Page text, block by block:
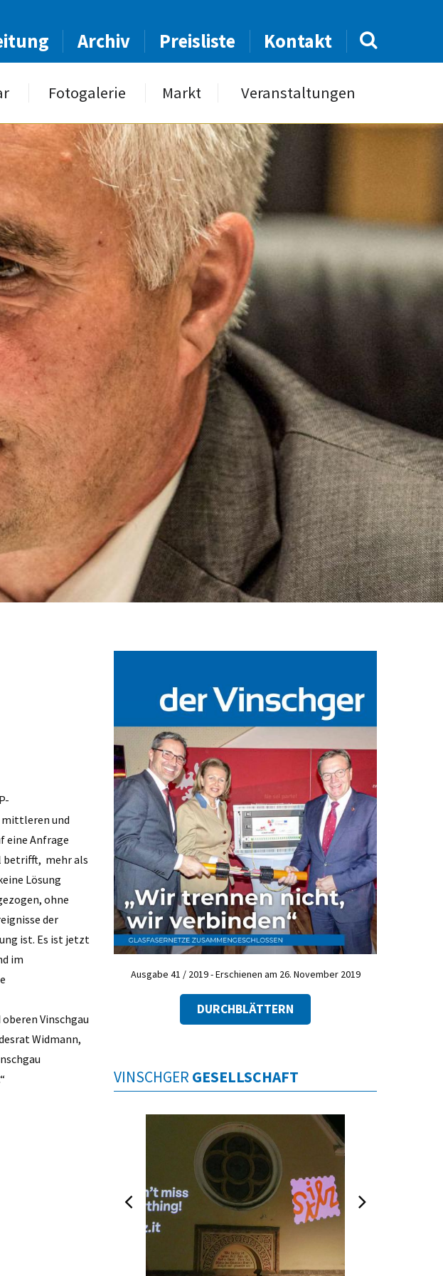
Archiv Preisliste Kontakt
Fotogalerie Markt Veranstaltungen
mittleren und
eine Anfrage
betrifft, mehr als
Lösung
ohne
der
ist. Es ist jetzt
im
Vinschgau
Widmann,
Ausgabe 41 / 2019 - Erschienen am 26. November 2019
DURCHBLÄTTERN
VINSCHGER GESELLSCHAFT